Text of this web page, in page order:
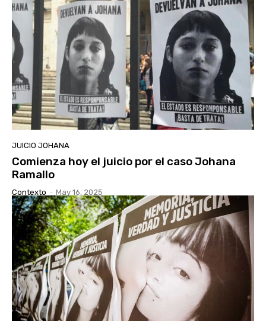
JUICIO JOHANA
Comienza hoy el juicio por el caso Johana
Ramallo
Contexto - May 16, 2025